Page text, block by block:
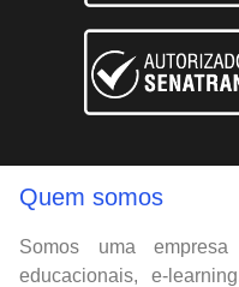
Quem somos
Somos uma
educacionais, e-